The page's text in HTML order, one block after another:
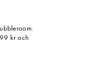
kr och